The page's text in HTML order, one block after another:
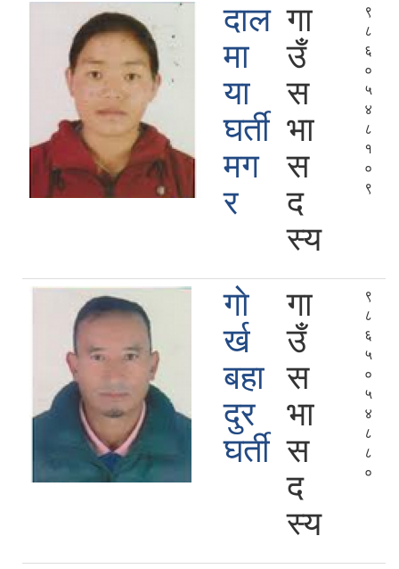
दाल
मा
या
घर्ती
मग
र
गा
उँ
स
भा
स
द
स्य
९
८
६
०
५
४
८
१
०
९
गाे
र्ख
बहा
दुर
घर्ती
गा
उँ
स
भा
स
द
स्य
९
८
६
५
०
५
४
८
८
०